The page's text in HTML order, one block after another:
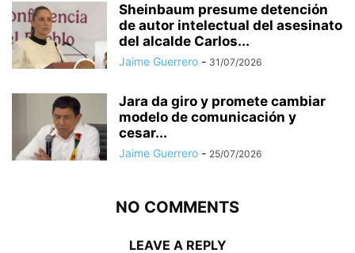
Sheinbaum presume detención
de autor intelectual del asesinato
del alcalde Carlos...
Jaime Guerrero - 31/07/2026
Jara da giro y promete cambiar
modelo de comunicación y
cesar...
Jaime Guerrero - 25/07/2026
NO COMMENTS
LEAVE A REPLY